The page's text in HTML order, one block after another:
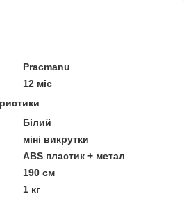
Pracmanu
12 міс
Білий
міні викрутки
ABS пластик + метал
190 см
1 кг